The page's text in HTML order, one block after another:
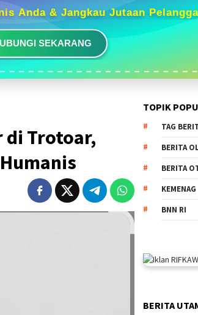
Anda & Jangkau Jutaan
SEKARANG
Trotoar,
TOPIK
TAG
BERITA
BERITA
KEMENAG
BNN RI
BERITA